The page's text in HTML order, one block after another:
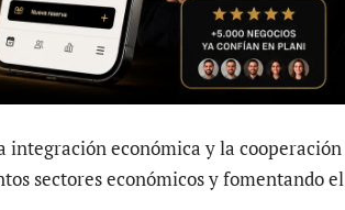
integración económica y la cooperación
sectores económicos y fomentando el